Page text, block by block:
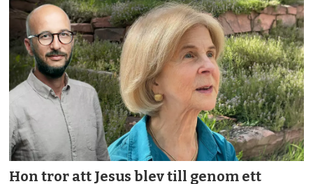
Hon tror att Jesus blev till genom ett